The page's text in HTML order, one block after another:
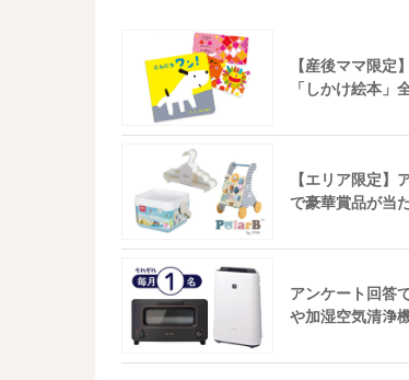
【産後ママ限定
「しかけ絵本」
【エリア限定】
で豪華賞品が当
アンケート回答
や加湿空気清浄